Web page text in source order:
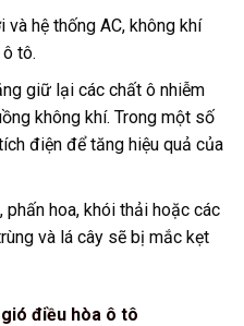
hệ thống AC, không khí
tô.
giữ lại các chất ô nhiễm
không khí. Trong một số
điện để tăng hiệu quả của
hoa, khói thải hoặc các
và lá cây sẽ bị mắc kẹt
điều hòa ô tô